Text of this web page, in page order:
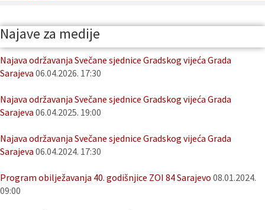
Najave za medije
Najava održavanja Svečane sjednice Gradskog vijeća Grada
Sarajeva 06.04.2026. 17:30
Najava održavanja Svečane sjednice Gradskog vijeća Grada
Sarajeva 06.04.2025. 19:00
Najava održavanja Svečane sjednice Gradskog vijeća Grada
Sarajeva 06.04.2024. 17:30
Program obilježavanja 40. godišnjice ZOI 84 Sarajevo 08.01.2024.
09:00